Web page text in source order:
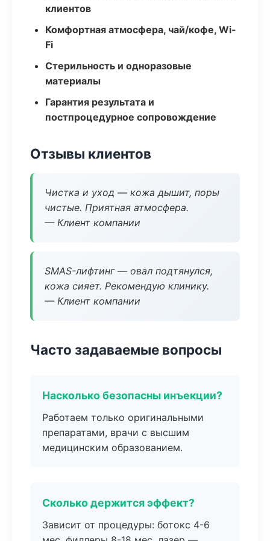
клиентов
Комфортная атмосфера, чай/кофе, Wi-
Fi
Стерильность и одноразовые
материалы
Гарантия результата и
постпроцедурное сопровождение
Отзывы клиентов
Чистка и уход — кожа дышит, поры
чистые. Приятная атмосфера.
— Клиент компании
SMAS-лифтинг — овал подтянулся,
кожа сияет. Рекомендую клинику.
— Клиент компании
Часто задаваемые вопросы
Насколько безопасны инъекции?
Работаем только оригинальными
препаратами, врачи с высшим
медицинским образованием.
Сколько держится эффект?
Зависит от процедуры: ботокс 4-6